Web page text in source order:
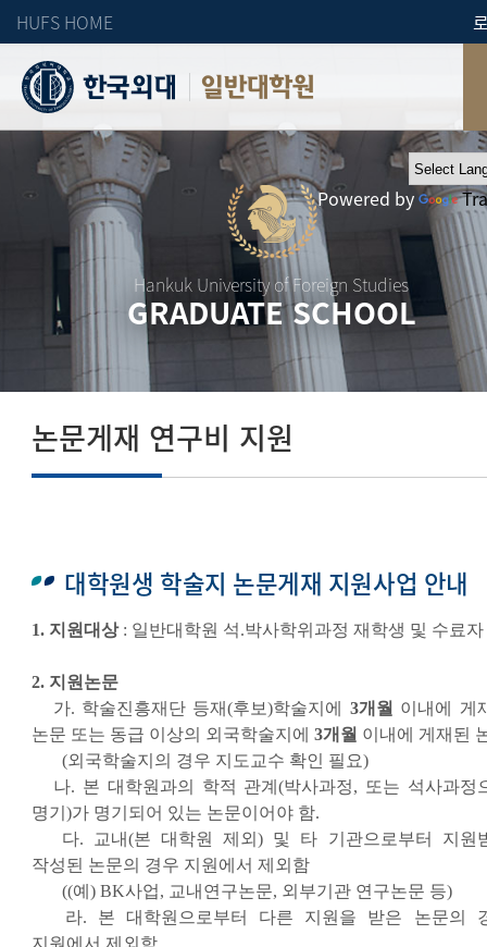
HUFS HOME
일반대학원
Hankuk University of Foreign Studies
GRADUATE SCHOOL
Powered by
논문게재 연구비 지원
대학원생 학술지 논문게재 지원사업 안내
1. 지원대상: 일반대학원 석.박사학위과정 재학생 및 수료자
2. 지원논문
가. 학술진흥재단 등재(후보)학술지에
3개월 이내에 게
논문 또는 동급 이상의 외국학술지에 3개월 이내에 게재된
(외국학술지의 경우 지도교수 확인 필요)
나. 본 대학원과의 학적 관계(박사과정, 또는 석사과정
명기)가 명기되어 있는 논문이어야 함.
다. 교내(본 대학원 제외) 및 타 기관으로부터 지원
작성된 논문의 경우 지원에서 제외함
((예) BK사업, 교내연구논문, 외부기관 연구논문 등)
라. 본 대학원으로부터 다른 지원을 받은 논문의
지원에서 제외함